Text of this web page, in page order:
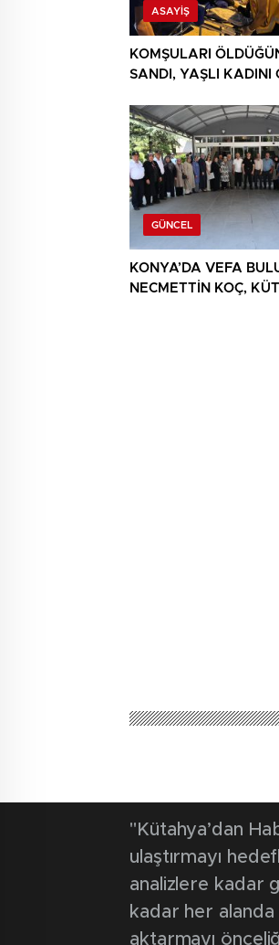
ASAYIŞ
KOMŞULARI
SANDI, YAŞLI KADINI
BULUNDU
GÜNCEL
KONYA’DA VEFA
NECMETTİN KOÇ,
"Kütahya’dan
ulaştırmayı
analizlere kadar
kadar her alanda
aktarmayı